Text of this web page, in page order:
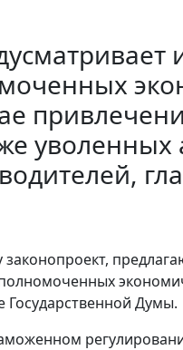
законопроект,
Государственной Думы.